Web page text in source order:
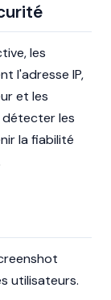
les
l'adresse IP,
et les
détecter les
la fiabilité
utilisateurs.